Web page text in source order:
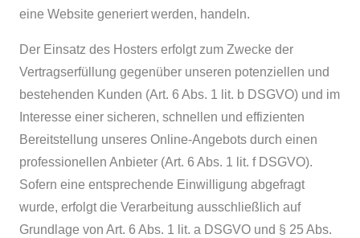
eine Website generiert werden, handeln.
Der Einsatz des Hosters erfolgt zum Zwecke der
Vertragserfüllung gegenüber unseren potenziellen und
bestehenden Kunden (Art. 6 Abs. 1 lit. b DSGVO) und im
Interesse einer sicheren, schnellen und effizienten
Bereitstellung unseres Online-Angebots durch einen
professionellen Anbieter (Art. 6 Abs. 1 lit. f DSGVO).
Sofern eine entsprechende Einwilligung abgefragt
wurde, erfolgt die Verarbeitung ausschließlich auf
Grundlage von Art. 6 Abs. 1 lit. a DSGVO und § 25 Abs.